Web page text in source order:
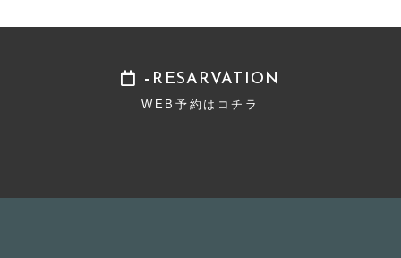
RESARVATION
WEB予約はコチラ